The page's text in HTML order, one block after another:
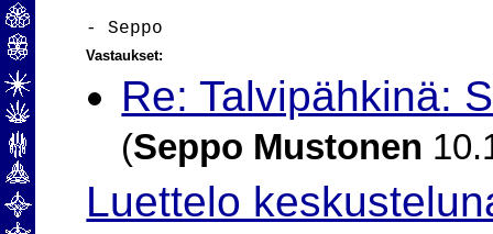
Vastaukset:
Re: Talvipähkinä:
(Seppo Mustonen
Luettelo